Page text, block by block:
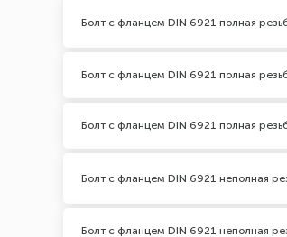
Болт с фланцем DIN 6921 полная
Болт с фланцем DIN 6921 полная
Болт с фланцем DIN 6921 полная
Болт с фланцем DIN 6921 неполная
Болт с фланцем DIN 6921 неполная